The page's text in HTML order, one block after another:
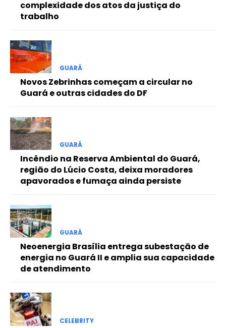
Pro
Full member access:
Etiam est nibh, lobortis sit
Ut mollis pellentesque tortor
Nullam eu erat condimentum
Donec quis est ac felis
Orci varius natoque dolor
complexidade dos atos da justiça do
trabalho
GUARÁ
Novos Zebrinhas começam a circular no
Guará e outras cidades do DF
GUARÁ
Incêndio na Reserva Ambiental do Guará,
região do Lúcio Costa, deixa moradores
apavorados e fumaça ainda persiste
GUARÁ
Neoenergia Brasília entrega subestação de
energia no Guará II e amplia sua capacidade
de atendimento
CELEBRITY